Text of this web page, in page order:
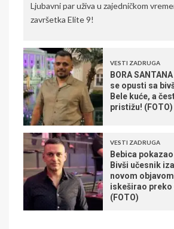
Ljubavni par uživa u zajedničkom
završetka Elite 9!
VESTI ZADRUGA
BORA
se opusti sa
Bele kuće, a
pristižu! (FOTO)
VESTI ZADRUGA
Bebica
Bivši učesnik
novom
iskeširao preko
(FOTO)